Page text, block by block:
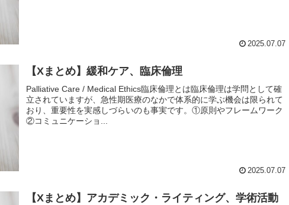
2025.07.07
【Xまとめ】緩和ケア、臨床倫理
Palliative Care / Medical Ethics臨床倫理とは臨床倫理は学問として確
立されていますが、急性期医療のなかで体系的に学ぶ機会は限られて
おり、重要性を実感しづらいのも事実です。①原則やフレームワーク
②コミュニケーショ...
2025.07.07
【Xまとめ】アカデミック・ライティング、学術活動